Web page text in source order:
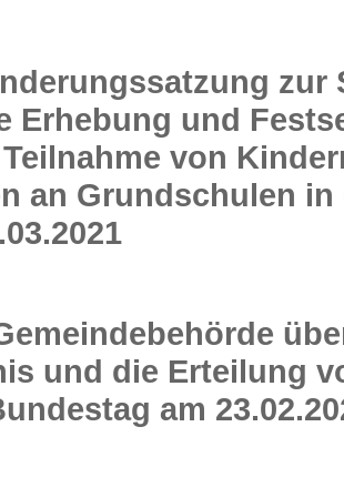
zur
Erhebung und
von
an Grundschulen in
und die Erteilung
am